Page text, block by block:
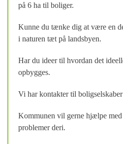
på 6 ha til boliger.
Kunne du tænke dig at være en
i naturen tæt på landsbyen.
Har du ideer til hvordan det
opbygges.
Vi har kontakter til
Kommunen vil gerne hjælpe
problemer deri.